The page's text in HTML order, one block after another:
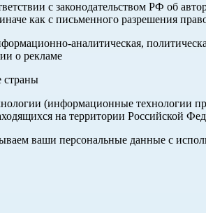
с законодательством РФ об
как с письменного разрешения
аналитическая,
о рекламе
страны
(информационные технологии
на территории Российской
ваши персональные данные с